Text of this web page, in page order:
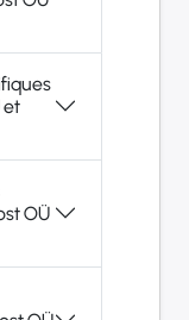
et
OÜ